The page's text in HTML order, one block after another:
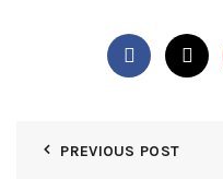
PREVIOUS POST